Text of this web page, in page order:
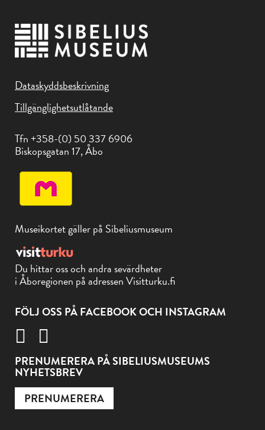
Dataskyddsbeskrivning
Tillgänglighetsutlåtande
Tfn +358-(0) 50 337 6906
Biskopsgatan 17, Åbo
Museikortet gäller på Sibeliusmuseum
Du hittar oss och andra sevärdheter
i Åboregionen på adressen Visitturku.fi
FÖLJ OSS PÅ FACEBOOK OCH INSTAGRAM
PRENUMERERA PÅ SIBELIUSMUSEUMS
NYHETSBREV
PRENUMERERA